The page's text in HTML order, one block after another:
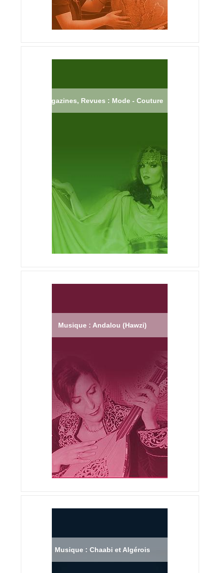
Magazines, Revues : Mode - Couture
Musique : Andalou (Hawzi)
Musique : Chaabi et Algérois